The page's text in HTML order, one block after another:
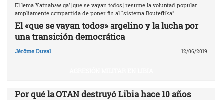
El lema Yatnahaw ga’ [que se vayan todos] resume la voluntad popular
ampliamente compartida de poner fin al “sistema Bouteflika"
El «que se vayan todos» argelino y la lucha por
una transición democrática
Jérôme Duval 12/06/2019
Por qué la OTAN destruyó Libia ‎hace 10 años‎